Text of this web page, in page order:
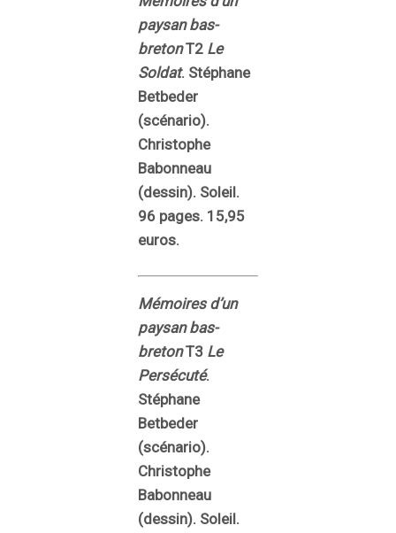
paysan bas-
bretonT2 Le
Soldat. Stéphane
Betbeder
(scénario).
Christophe
Babonneau
(dessin). Soleil.
96 pages. 15,95
euros.
Mémoires d’un
paysan bas-
bretonT3 Le
Persécuté.
Stéphane
Betbeder
(scénario).
Christophe
Babonneau
(dessin). Soleil.